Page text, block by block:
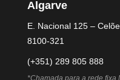
Algarve
E. Nacional 125 –
8100-321
(+351) 289 805 888
*Chamada para a rede fixa